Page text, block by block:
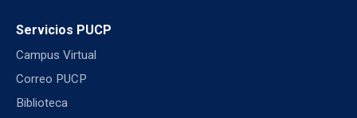
Servicios PUCP
Campus Virtual
Correo PUCP
Biblioteca